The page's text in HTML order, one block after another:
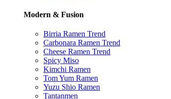
Modern & Fusion
Birria Ramen Trend
Carbonara Ramen Trend
Cheese Ramen Trend
Spicy Miso
Kimchi Ramen
Tom Yum Ramen
Yuzu Shio Ramen
Tantanmen